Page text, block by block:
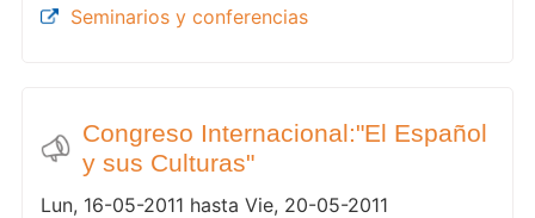
Seminarios y conferencias
Congreso Internacional:"El Español
y sus Culturas"
Lun, 16-05-2011 hasta Vie, 20-05-2011